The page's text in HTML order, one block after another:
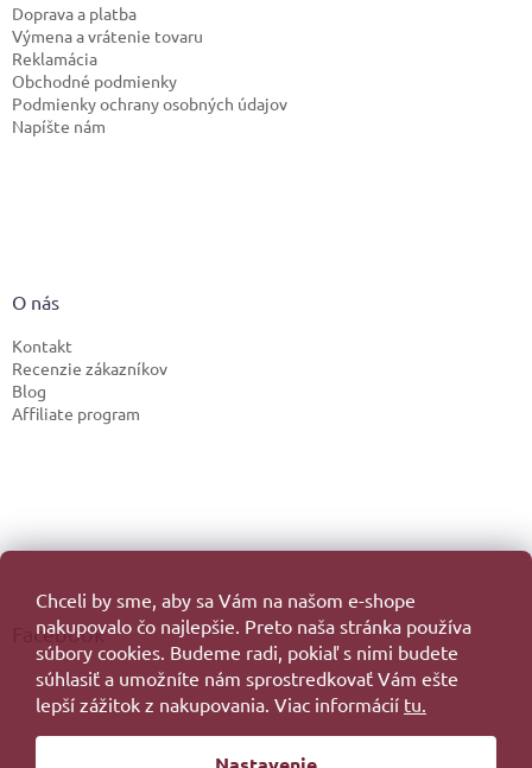
Chceli by sme, aby sa Vám na našom e-shope
nakupovalo čo najlepšie. Preto naša stránka používa
súbory cookies. Budeme radi, pokiaľ s nimi budete
súhlasiť a umožníte nám sprostredkovať Vám ešte
lepší zážitok z nakupovania. Viac informácií tu.
Doprava a platba
Výmena a vrátenie tovaru
Reklamácia
Obchodné podmienky
Podmienky ochrany osobných údajov
Napíšte nám
O nás
Kontakt
Recenzie zákazníkov
Blog
Affiliate program
Facebook
Vytvoril Shoptet